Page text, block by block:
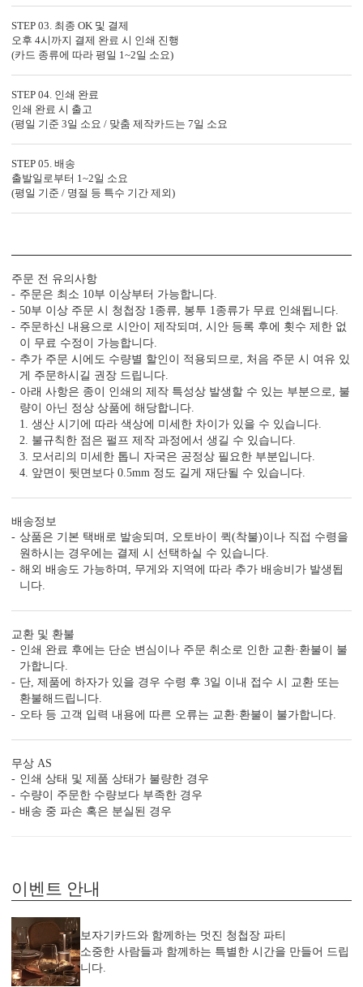
청첩장은 화면만 보고 고르면 놓치는 부분이 많습니다.
주문 전에 아래 7가지는 꼭 확인해 보세요.
1. 무료 샘플, 택배비 0원 배송
직접 종이와 인쇄 퀄리티를 확인해 보세요.
2. 400g과 350g의 고평량 용지
고르게 맞습니다.
4. 무제한 전문가 수정 지원
청첩장은 처음이죠. 전문가의 도움을 받아 실수를
줄일 수 있습니다.
5. 예식장 약도 드로잉 무료 지원
주차 안내, 입구 위치까지 안내하세요.
인쇄 품질도 지켜드립니다.
6. 봉투 무료, 봉투 인쇄 무료
7. 모바일 청첩장, 스티커, 식권, 식전 영상 무료
단품 가격만 보지 말고, 필수 추가 옵션까지 포함한
JEINA083의 제작 공정
특별한 당신과의 만남을 준비하는
JEINA083의 제작 공법을 확인하세요.
STEP 03. 최종 OK 및 결제
오후 4시까지 결제 완료 시 인쇄 진행
(카드 종류에 따라 평일 1~2일 소요)
STEP 04. 인쇄 완료
인쇄 완료 시 출고
(평일 기준 3일 소요 / 맞춤 제작카드는 7일 소요
STEP 05. 배송
출발일로부터 1~2일 소요
(평일 기준 / 명절 등 특수 기간 제외)
주문 전 유의사항
주문은 최소 10부 이상부터 가능합니다.
50부 이상 주문 시 청첩장 1종류, 봉투 1종류가 무료 인쇄됩니다.
주문하신 내용으로 시안이 제작되며, 시안 등록 후에 횟수 제한 없
이 무료 수정이 가능합니다.
추가 주문 시에도 수량별 할인이 적용되므로, 처음 주문 시 여유 있
게 주문하시길 권장 드립니다.
아래 사항은 종이 인쇄의 제작 특성상 발생할 수 있는 부분으로, 불
량이 아닌 정상 상품에 해당합니다.
1. 생산 시기에 따라 색상에 미세한 차이가 있을 수 있습니다.
2. 불규칙한 점은 펄프 제작 과정에서 생길 수 있습니다.
3. 모서리의 미세한 톱니 자국은 공정상 필요한 부분입니다.
4. 앞면이 뒷면보다 0.5mm 정도 길게 재단될 수 있습니다.
배송정보
상품은 기본 택배로 발송되며, 오토바이 퀵(착불)이나 직접 수령을
원하시는 경우에는 결제 시 선택하실 수 있습니다.
해외 배송도 가능하며, 무게와 지역에 따라 추가 배송비가 발생됩
니다.
교환 및 환불
인쇄 완료 후에는 단순 변심이나 주문 취소로 인한 교환·환불이 불
가합니다.
단, 제품에 하자가 있을 경우 수령 후 3일 이내 접수 시 교환 또는
환불해드립니다.
오타 등 고객 입력 내용에 따른 오류는 교환·환불이 불가합니다.
무상 AS
인쇄 상태 및 제품 상태가 불량한 경우
수량이 주문한 수량보다 부족한 경우
배송 중 파손 혹은 분실된 경우
이벤트 안내
보자기카드와 함께하는 멋진 청첩장 파티
소중한 사람들과 함께하는 특별한 시간을 만들어 드립
니다.